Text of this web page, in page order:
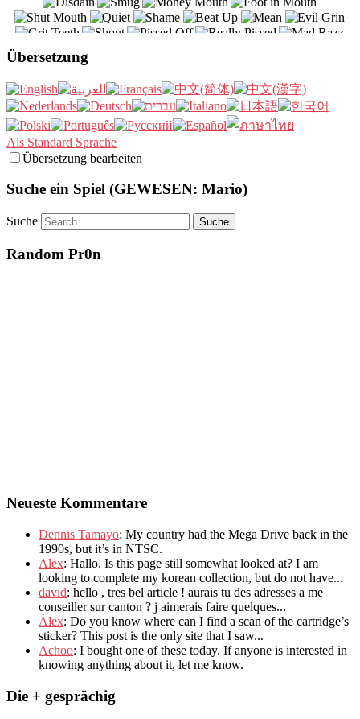
Übersetzung
Als Standard Sprache
Übersetzung bearbeiten
Suche ein Spiel (GEWESEN: Mario)
Suche
Random Pr0n
Neueste Kommentare
Dennis Tamayo: My country had the Mega Drive back in the
1990s, but it’s in NTSC.
Alex: Hallo. Is this page still somewhat looked at? I am
looking to complete my korean collection, but do not have...
david: hello , tres bel article ! aurais tu des adresses a me
conseiller sur canton ? j aimerais faire quelques...
Álex: Do you know where can I find a scan of the cartridge’s
sticker? This post is the only site that I saw...
Achoo: I bought one of these today. If anyone is interested in
knowing anything about it, let me know.
Die + gesprächig